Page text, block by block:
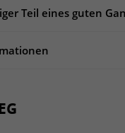
Teil eines guten